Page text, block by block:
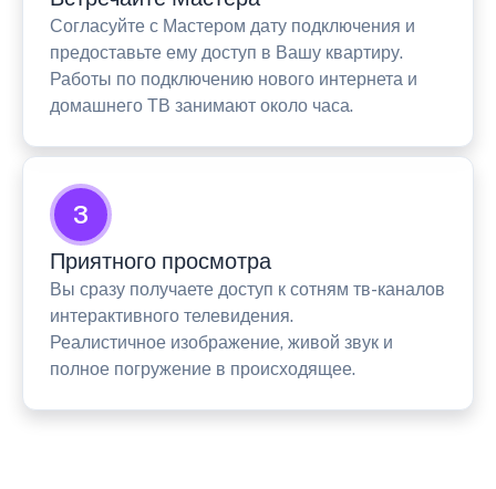
Согласуйте с Мастером дату подключения и
предоставьте ему доступ в Вашу квартиру.
Работы по подключению нового интернета и
домашнего ТВ занимают около часа.
3
Приятного просмотра
Вы сразу получаете доступ к сотням тв-каналов
интерактивного телевидения.
Реалистичное изображение, живой звук и
полное погружение в происходящее.